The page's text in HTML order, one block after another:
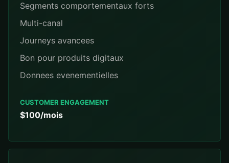
Segments comportementaux forts
Multi-canal
Journeys avancees
Bon pour produits digitaux
Donnees evenementielles
CUSTOMER ENGAGEMENT
$100/mois